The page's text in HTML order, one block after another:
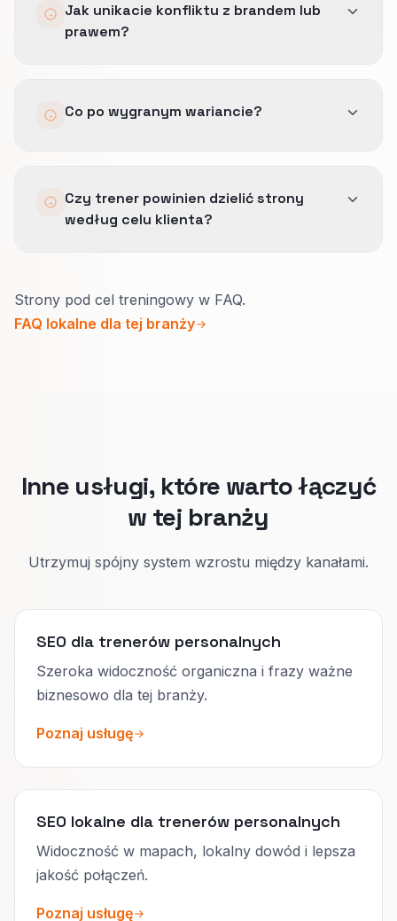
dokumentujemy, czemu hipoteza nie zadziałała.
Jak unikacie konfliktu z brandem lub
prawem?
zatwierdzone bloki co reklamy i SEO.
Co po wygranym wariancie?
wdrażamy jako domyślny standard, żeby efekt
został.
Czy trener powinien dzielić strony
według celu klienta?
Każdy cel ma inny dowód, cenę i poziom
zaangażowania.
Strony pod cel treningowy w FAQ.
FAQ lokalne dla tej branży
Inne usługi, które warto łączyć
w tej branży
Utrzymuj spójny system wzrostu między kanałami.
SEO dla trenerów personalnych
Szeroka widoczność organiczna i frazy ważne
biznesowo dla tej branży.
Poznaj usługę
SEO lokalne dla trenerów personalnych
Widoczność w mapach, lokalny dowód i lepsza
jakość połączeń.
Poznaj usługę